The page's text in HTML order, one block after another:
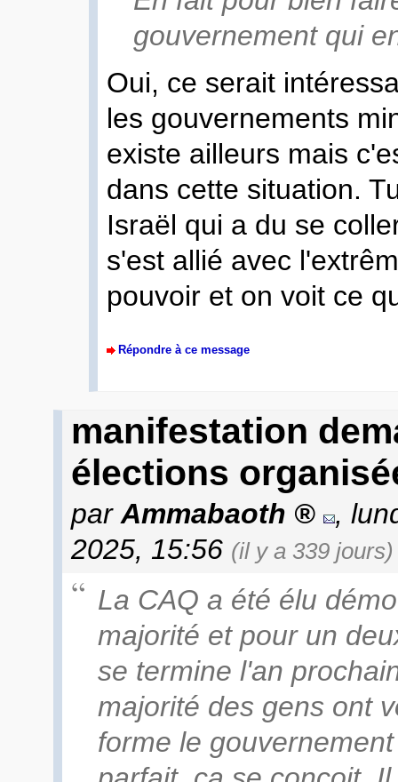
gouvernement qui
Oui, ce serait
les gouvernements
existe ailleurs mais
dans cette situation.
Israël qui a du se
s'est allié avec
pouvoir et on voit ce
Répondre à ce message
manifestation
élections
par Ammabaoth
,
2025, 15:56 (il y a 339 jours)
La CAQ a été élu
majorité et pour un
se termine l'an
majorité des gens ont
forme le